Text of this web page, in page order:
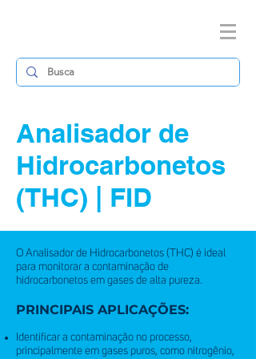
Analisador de
Hidrocarbonetos
(THC) | FID
O Analisador de Hidrocarbonetos (THC) é ideal
para monitorar a contaminação de
hidrocarbonetos em gases de alta pureza.
PRINCIPAIS APLICAÇÕES:
Identificar a contaminação no processo,
principalmente em gases puros, como nitrogênio,